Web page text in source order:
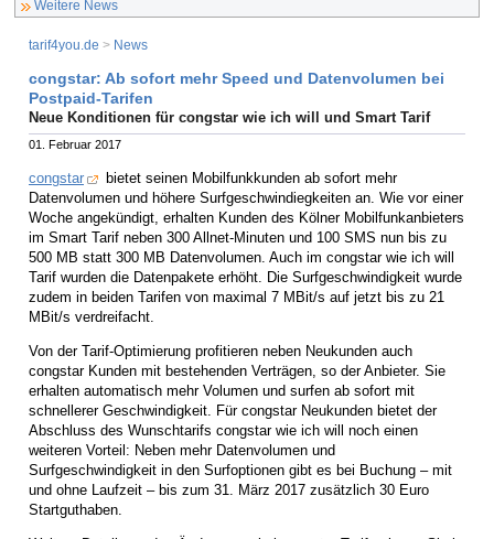
Weitere News
tarif4you.de > News
congstar: Ab sofort mehr Speed und Datenvolumen bei
Postpaid-Tarifen
Neue Konditionen für congstar wie ich will und Smart Tarif
01. Februar 2017
congstar
bietet seinen Mobilfunkkunden ab sofort mehr
Datenvolumen und höhere Surfgeschwindiegkeiten an. Wie vor einer
Woche angekündigt, erhalten Kunden des Kölner Mobilfunkanbieters
im Smart Tarif neben 300 Allnet-Minuten und 100 SMS nun bis zu
500 MB statt 300 MB Datenvolumen. Auch im congstar wie ich will
Tarif wurden die Datenpakete erhöht. Die Surfgeschwindigkeit wurde
zudem in beiden Tarifen von maximal 7 MBit/s auf jetzt bis zu 21
MBit/s verdreifacht.
Von der Tarif-Optimierung profitieren neben Neukunden auch
congstar Kunden mit bestehenden Verträgen, so der Anbieter. Sie
erhalten automatisch mehr Volumen und surfen ab sofort mit
schnellerer Geschwindigkeit. Für congstar Neukunden bietet der
Abschluss des Wunschtarifs congstar wie ich will noch einen
weiteren Vorteil: Neben mehr Datenvolumen und
Surfgeschwindigkeit in den Surfoptionen gibt es bei Buchung – mit
und ohne Laufzeit – bis zum 31. März 2017 zusätzlich 30 Euro
Startguthaben.